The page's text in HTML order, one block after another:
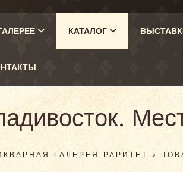
КАТАЛОГ
ГАЛЕРЕЯ РАРИТЕТ >